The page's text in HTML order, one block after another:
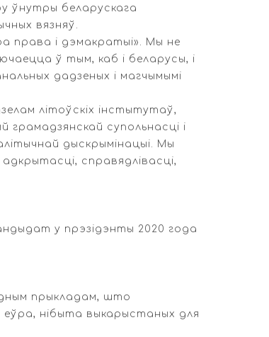
ўнутры беларускага
вязняў.
права і дэмакратыі». Мы не
ў тым, каб і беларусы, і
дадзеных і магчымымі
літоўскіх інстытутаў,
супольнасці і
дыскрымінацыі. Мы
справядлівасці,
у прэзідэнты 2020 года
прыкладам, што
нібыта выкарыстаных для